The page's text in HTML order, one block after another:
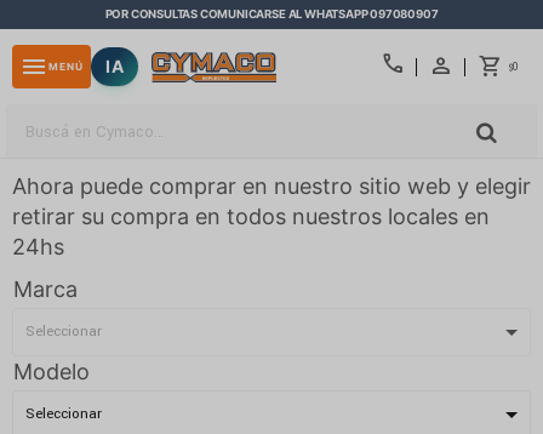
POR CONSULTAS COMUNICARSE AL WHATSAPP 097080907
call $0
menu MENÚ IA
Ahora puede comprar en nuestro sitio web y elegir
retirar su compra en todos nuestros locales en
24hs
Marca
Modelo
close